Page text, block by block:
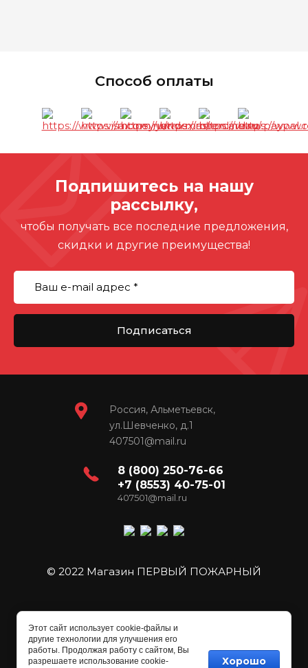
Способ оплаты
Подпишитесь на нашу
рассылку,
чтобы получать все последние предложения,
скидки и другие преимущества!
Подписаться
Россия, Альметьевск,
ул.Шевченко, д.1
407501@mail.ru
8 (800) 250-76-66
+7 (8553) 40-75-01
407501@mail.ru
© 2022 Магазин ПЕРВЫЙ ПОЖАРНЫЙ
Этот сайт использует cookie-файлы и
другие технологии для улучшения его
работы. Продолжая работу с сайтом, Вы
разрешаете использование cookie-
Хорошо